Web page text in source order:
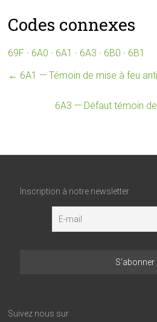
Codes connexes
69F · 6A0 · 6A1 · 6A3 · 6B0 · 6B1
← 6A1 — Témoin de mise à feu
6A3 — Défaut témoin
Inscription à notre newsletter
Suivez nous sur